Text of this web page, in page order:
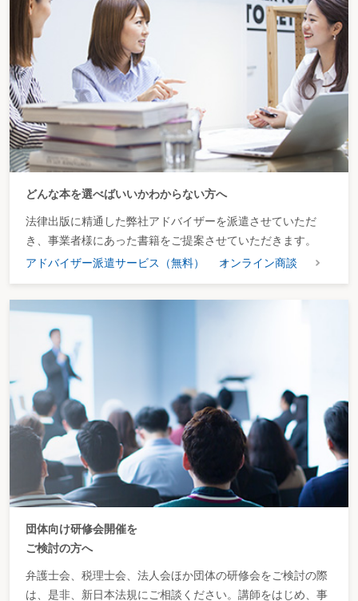
どんな本を選べばいいかわからない方へ
法律出版に精通した弊社アドバイザーを派遣させていただ
き、事業者様にあった書籍をご提案させていただきます。
アドバイザー派遣サービス（無料）
オンライン商談
団体向け研修会開催を
ご検討の方へ
弁護士会、税理士会、法人会ほか団体の研修会をご検討の際
は、是非、新日本法規にご相談ください。講師をはじめ、事